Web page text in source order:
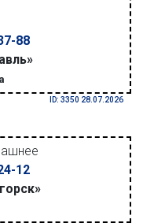
88
ID: 3350 28.07.2026
12